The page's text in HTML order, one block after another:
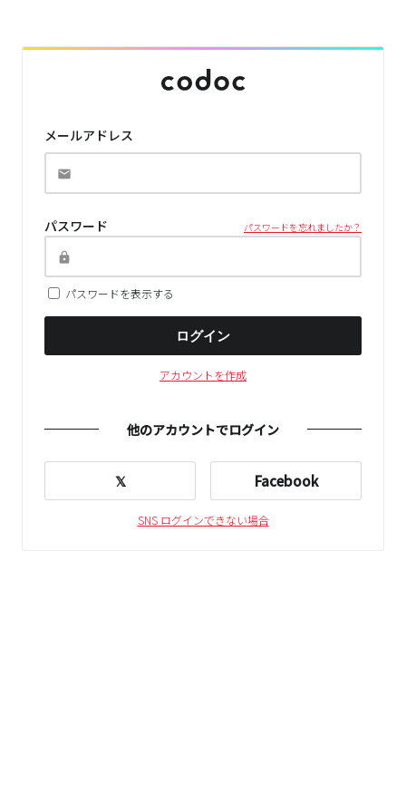
メールアドレス
パスワード パスワードを忘れましたか？
パスワードを表示する
ログイン
アカウントを作成
他のアカウントでログイン
𝕏 Facebook
SNS ログインできない場合